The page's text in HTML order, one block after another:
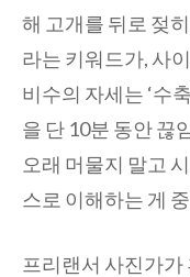
해 고개를 뒤로 젖
라는 키워드가, 사
비수의 자세는 ‘수
을 단 10분 동안 끊
오래 머물지 말고
스로 이해하는 게
프리랜서 사진가